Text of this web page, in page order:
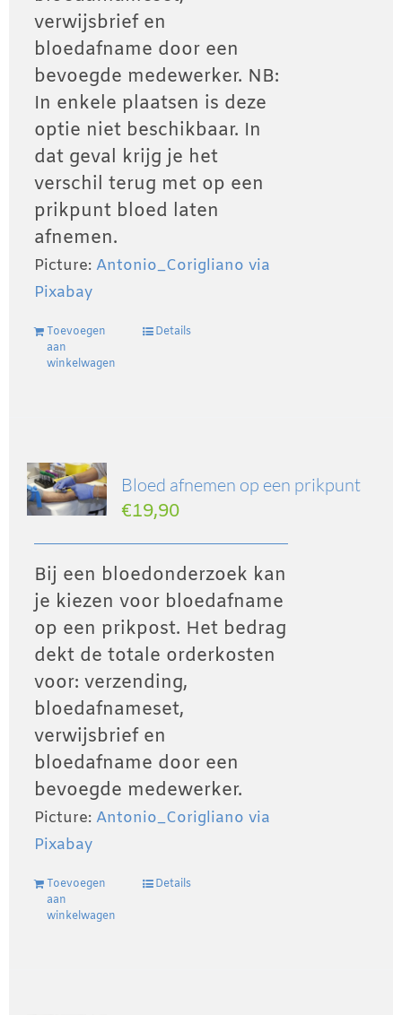
verwijsbrief en
bloedafname door een
bevoegde medewerker. NB:
In enkele plaatsen is deze
optie niet beschikbaar. In
dat geval krijg je het
verschil terug met op een
prikpunt bloed laten
afnemen.
Picture: Antonio_Corigliano via
Pixabay
Toevoegen
aan
winkelwagen
Details
Bloed afnemen op een prikpunt
€19,90
Bij een bloedonderzoek kan
je kiezen voor bloedafname
op een prikpost. Het bedrag
dekt de totale orderkosten
voor: verzending,
bloedafnameset,
verwijsbrief en
bloedafname door een
bevoegde medewerker.
Picture: Antonio_Corigliano via
Pixabay
Toevoegen
aan
winkelwagen
Details